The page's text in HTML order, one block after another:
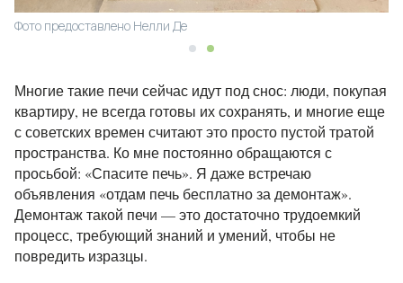
Фото предоставлено Нелли Де
Многие такие печи сейчас идут под снос: люди, покупая
квартиру, не всегда готовы их сохранять, и многие еще
с советских времен считают это просто пустой тратой
пространства. Ко мне постоянно обращаются с
просьбой: «Спасите печь». Я даже встречаю
объявления «отдам печь бесплатно за демонтаж».
Демонтаж такой печи — это достаточно трудоемкий
процесс, требующий знаний и умений, чтобы не
повредить изразцы.